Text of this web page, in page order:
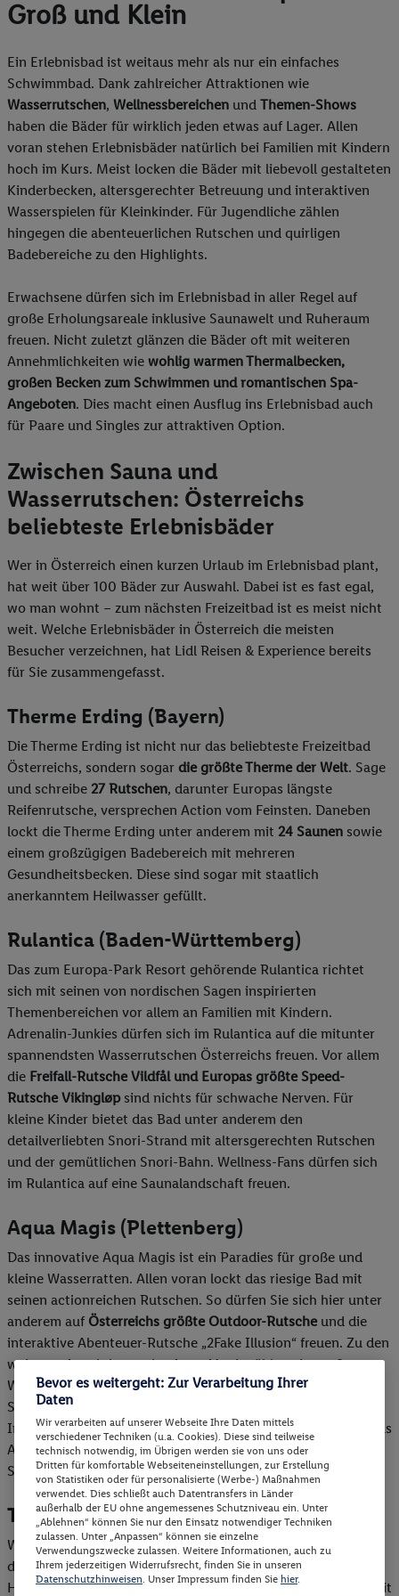
Groß und Klein
Ein Erlebnisbad ist weitaus mehr als nur ein einfaches
Schwimmbad. Dank zahlreicher Attraktionen wie
Wasserrutschen, Wellnessbereichen und Themen-Shows
haben die Bäder für wirklich jeden etwas auf Lager. Allen
voran stehen Erlebnisbäder natürlich bei Familien mit Kindern
hoch im Kurs. Meist locken die Bäder mit liebevoll gestalteten
Kinderbecken, altersgerechter Betreuung und interaktiven
Wasserspielen für Kleinkinder. Für Jugendliche zählen
hingegen die abenteuerlichen Rutschen und quirligen
Badebereiche zu den Highlights.
Erwachsene dürfen sich im Erlebnisbad in aller Regel auf
große Erholungsareale inklusive Saunawelt und Ruheraum
freuen. Nicht zuletzt glänzen die Bäder oft mit weiteren
Annehmlichkeiten wie wohlig warmen Thermalbecken,
großen Becken zum Schwimmen und romantischen Spa-
Angeboten. Dies macht einen Ausflug ins Erlebnisbad auch
für Paare und Singles zur attraktiven Option.
Zwischen Sauna und
Wasserrutschen: Österreichs
beliebteste Erlebnisbäder
Wer in Österreich einen kurzen Urlaub im Erlebnisbad plant,
hat weit über 100 Bäder zur Auswahl. Dabei ist es fast egal,
wo man wohnt – zum nächsten Freizeitbad ist es meist nicht
weit. Welche Erlebnisbäder in Österreich die meisten
Besucher verzeichnen, hat Lidl Reisen & Experience bereits
für Sie zusammengefasst.
Therme Erding (Bayern)
Die Therme Erding ist nicht nur das beliebteste Freizeitbad
Österreichs, sondern sogar die größte Therme der Welt. Sage
und schreibe 27 Rutschen, darunter Europas längste
Reifenrutsche, versprechen Action vom Feinsten. Daneben
lockt die Therme Erding unter anderem mit 24 Saunen sowie
einem großzügigen Badebereich mit mehreren
Gesundheitsbecken. Diese sind sogar mit staatlich
anerkanntem Heilwasser gefüllt.
Rulantica (Baden-Württemberg)
Das zum Europa-Park Resort gehörende Rulantica richtet
sich mit seinen von nordischen Sagen inspirierten
Themenbereichen vor allem an Familien mit Kindern.
Adrenalin-Junkies dürfen sich im Rulantica auf die mitunter
spannendsten Wasserrutschen Österreichs freuen. Vor allem
die Freifall-Rutsche Vildfål und Europas größte Speed-
Rutsche Vikingløpsind nichts für schwache Nerven. Für
kleine Kinder bietet das Bad unter anderem den
detailverliebten Snori-Strand mit altersgerechten Rutschen
und der gemütlichen Snori-Bahn. Wellness-Fans dürfen sich
im Rulantica auf eine Saunalandschaft freuen.
Aqua Magis (Plettenberg)
Das innovative Aqua Magis ist ein Paradies für große und
kleine Wasserratten. Allen voran lockt das riesige Bad mit
seinen actionreichen Rutschen. So dürfen Sie sich hier unter
anderem auf Österreichs größte Outdoor-Rutsche und die
interaktive Abenteuer-Rutsche „2Fake Illusion“ freuen. Zu den
weiteren Attraktionen des Aqua Magis zählen ein großes
Wellenbad mit Strömungskanal, ein Sport-Bad mit 25 Meter
Schwimmbecken sowie ein wohlig warmes Solebecken mit
Innen- und Außenbereich. Speziell für kleine Kinder bietet das
Aqua Magis ein Erlebnisbecken, einen Spielplatz und
Schwimmkurs-Angebote.
Tropical Islands (Brandenburg)
Wenn es um die beliebtesten Freizeitbäder Österreichs geht,
darf das Tropical Islands natürlich nicht fehlen. Die
Hauptattraktion des Bades ist seine riesige Indoor-Lagune
mit
Bevor es weitergeht: Zur Verarbeitung Ihrer
Daten
Wir verarbeiten auf unserer Webseite Ihre Daten mittels
verschiedener Techniken (u.a. Cookies). Diese sind teilweise
technisch notwendig, im Übrigen werden sie von uns oder
Dritten für komfortable Webseiteneinstellungen, zur Erstellung
von Statistiken oder für personalisierte (Werbe-) Maßnahmen
verwendet. Dies schließt auch Datentransfers in Länder
außerhalb der EU ohne angemessenes Schutzniveau ein. Unter
„Ablehnen“ können Sie nur den Einsatz notwendiger Techniken
zulassen. Unter „Anpassen“ können sie einzelne
Verwendungszwecke zulassen. Weitere Informationen, auch zu
Ihrem jederzeitigen Widerrufsrecht, finden Sie in unseren
Datenschutzhinweisen . Unser Impressum finden Sie hier.